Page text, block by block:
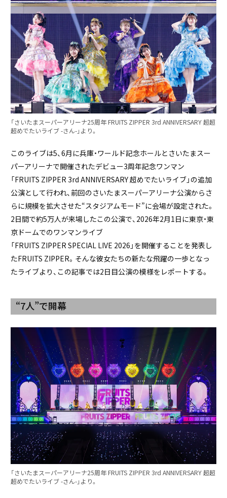
「さいたまスーパーアリーナ25周年 FRUITS ZIPPER 3rd ANNIVERSARY 超超
超めでたいライブ -さん-」より。
このライブは5、6月に兵庫・ワールド記念ホールとさいたまスー
パーアリーナで開催されたデビュー3周年記念ワンマン
「FRUITS ZIPPER 3rd ANNIVERSARY 超めでたいライブ」の追加
公演として行われ、前回のさいたまスーパーアリーナ公演からさ
らに規模を拡大させた“スタジアムモード”に会場が設定された。
2日間で約5万人が来場したこの公演で、2026年2月1日に東京・東
京ドームでのワンマンライブ
「FRUITS ZIPPER SPECIAL LIVE 2026」を開催することを発表し
たFRUITS ZIPPER。そんな彼女たちの新たな飛躍の一歩となっ
たライブより、この記事では2日目公演の模様をレポートする。
“7人”で開幕
「さいたまスーパーアリーナ25周年 FRUITS ZIPPER 3rd ANNIVERSARY 超超
超めでたいライブ -さん-」より。